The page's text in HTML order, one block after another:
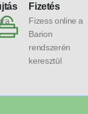
Fizetés
Fizess online a
Barion
rendszerén
keresztül